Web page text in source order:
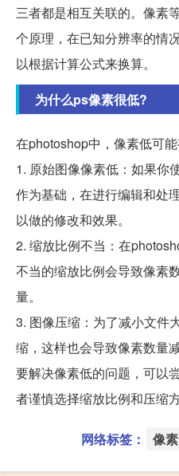
三者都是相互关联的。像素
个原理，在已知分辨率的情
以根据计算公式来换算。
为什么ps像素很低?
在photoshop中，像素低可
1. 原始图像像素低：如果你
作为基础，在进行编辑和处
以做的修改和效果。
2. 缩放比例不当：在
不当的缩放比例会导致像素
量。
3. 图像压缩：为了减小文件
缩，这样也会导致像素数量
要解决像素低的问题，可以
者谨慎选择缩放比例和压缩方
网络标签： 像素